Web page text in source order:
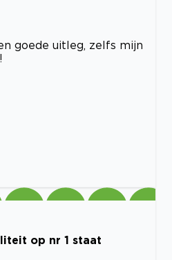
goede uitleg, zelfs mijn
op nr 1 staat